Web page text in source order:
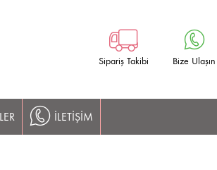
Sipariş Takibi Bize Ulaşın
İLETİŞİM